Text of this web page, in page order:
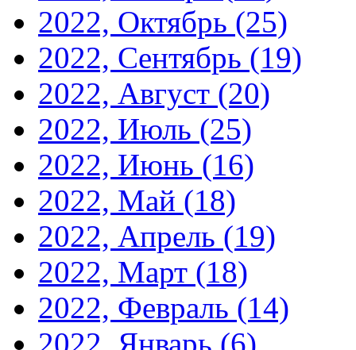
2022, Октябрь (25)
2022, Сентябрь (19)
2022, Август (20)
2022, Июль (25)
2022, Июнь (16)
2022, Май (18)
2022, Апрель (19)
2022, Март (18)
2022, Февраль (14)
2022, Январь (6)